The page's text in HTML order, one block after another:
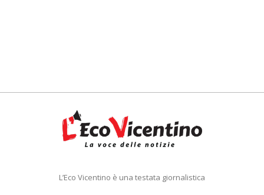
L’Eco Vicentino è una testata giornalistica